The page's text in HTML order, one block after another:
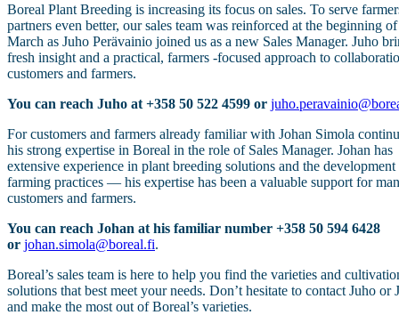
Boreal Plant Breeding is increasing its focus on sales. To serve
partners even better, our sales team was reinforced at the beginning of
March as Juho Perävainio joined us as a new Sales Manager. Juho
fresh insight and a practical, farmers ‑focused approach to
customers and farmers.
You can reach Juho at +358 50 522 4599 or
For customers and farmers already familiar with Johan Simola
his strong expertise in Boreal in the role of Sales Manager. Johan has
extensive experience in plant breeding solutions and the
farming practices — his expertise has been a valuable support for
customers and farmers.
You can reach Johan at his familiar number +358 50 594 6428
or johan.simola@boreal.fi.
Boreal’s sales team is here to help you find the varieties and
solutions that best meet your needs. Don’t hesitate to contact Juho or
and make the most out of Boreal’s varieties.